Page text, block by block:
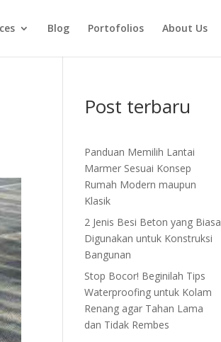
Blog Portofolios About Us
Post terbaru
Panduan Memilih Lantai
Marmer Sesuai Konsep
Rumah Modern maupun
Klasik
2 Jenis Besi Beton yang Biasa
Digunakan untuk Konstruksi
Bangunan
Stop Bocor! Beginilah Tips
Waterproofing untuk Kolam
Renang agar Tahan Lama
dan Tidak Rembes